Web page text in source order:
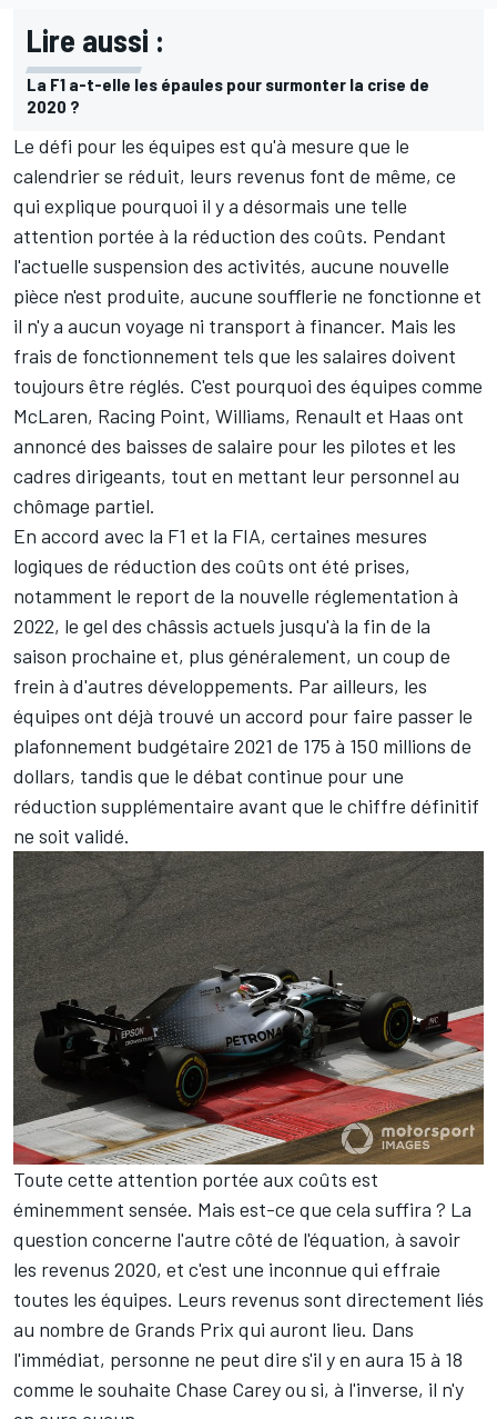
Lire aussi :
La F1 a-t-elle les épaules pour surmonter la crise de
2020 ?
Le défi pour les équipes est qu'à mesure que le
calendrier se réduit, leurs revenus font de même, ce
qui explique pourquoi il y a désormais une telle
attention portée à la réduction des coûts. Pendant
l'actuelle suspension des activités, aucune nouvelle
pièce n'est produite, aucune soufflerie ne fonctionne et
il n'y a aucun voyage ni transport à financer. Mais les
frais de fonctionnement tels que les salaires doivent
toujours être réglés. C'est pourquoi des équipes comme
McLaren, Racing Point, Williams, Renault et Haas ont
annoncé des baisses de salaire pour les pilotes et les
cadres dirigeants, tout en mettant leur personnel au
chômage partiel.
En accord avec la F1 et la FIA, certaines mesures
logiques de réduction des coûts ont été prises,
notamment le report de la nouvelle réglementation à
2022, le gel des châssis actuels jusqu'à la fin de la
saison prochaine et, plus généralement, un coup de
frein à d'autres développements. Par ailleurs, les
équipes ont déjà trouvé un accord pour faire passer le
plafonnement budgétaire 2021 de 175 à 150 millions de
dollars, tandis que le débat continue pour une
réduction supplémentaire avant que le chiffre définitif
ne soit validé.
Toute cette attention portée aux coûts est
éminemment sensée. Mais est-ce que cela suffira ? La
question concerne l'autre côté de l'équation, à savoir
les revenus 2020, et c'est une inconnue qui effraie
toutes les équipes. Leurs revenus sont directement liés
au nombre de Grands Prix qui auront lieu. Dans
l'immédiat, personne ne peut dire s'il y en aura 15 à 18
comme le souhaite Chase Carey ou si, à l'inverse, il n'y